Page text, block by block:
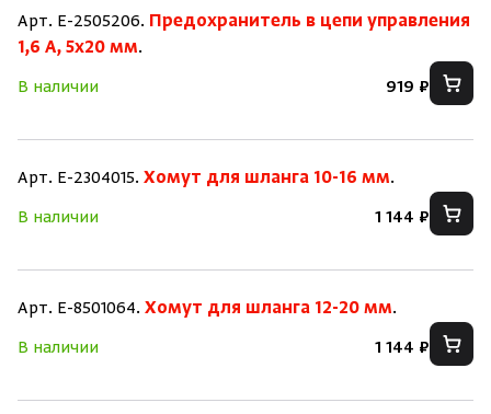
Арт. E-2505206. Предохранитель в цепи управления
1,6 A, 5x20 мм.
В наличии
919 ₽
Арт. E-2304015. Хомут для шланга 10-16 мм.
В наличии
1 144 ₽
Арт. E-8501064. Хомут для шланга 12-20 мм.
В наличии
1 144 ₽